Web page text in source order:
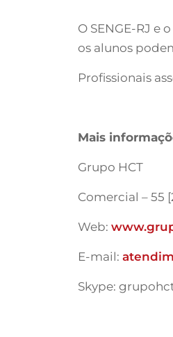
O SENGE-RJ e
os alunos
Profissionais
Mais
Grupo HCT
Comercial – 55
Web:
E-mail:
Skype: